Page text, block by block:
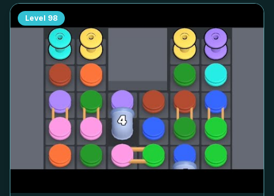
Level 98